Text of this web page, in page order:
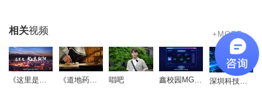
原来是这样
说起来我差点忘记了
世界其实本是没有界限的
相关视频 +MORE
《这里是北京朝阳》 《道地药心》同仁堂药材参茸宣传片 唱吧 鑫校园MG动画 深圳科技影视周-开场视频